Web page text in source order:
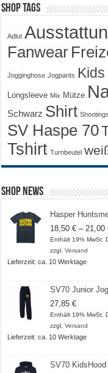
Shop Tags
Adlut
Fanwear
Jogginghose Jogpants Kids
Longsleeve Mix Mütze
Schwarz Shirt
SV Haspe 70
Tshirt Turnbeutel
Shop News
Hasper
18,50€ – 21,00
Enthält 19% MwSt.
zzgl.Versand
Lieferzeit: ca. 10 Werktage
SV70 Junior
27,85€
Enthält 19% MwSt.
zzgl.Versand
Lieferzeit: ca. 10 Werktage
SV70